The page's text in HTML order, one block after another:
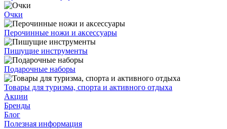
Очки
Перочинные ножи и аксессуары
Пишущие инструменты
Подарочные наборы
Товары для туризма, спорта и активного отдыха
Акции
Бренды
Блог
Полезная информация